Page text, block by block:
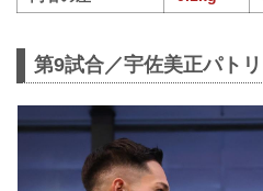
第9試合／宇佐美正パト